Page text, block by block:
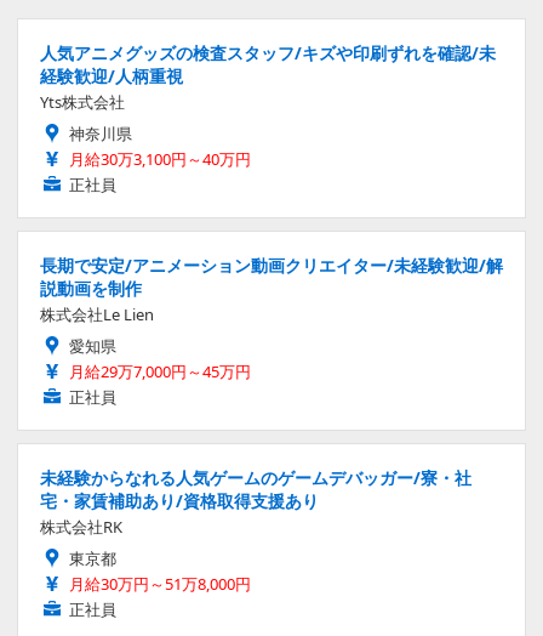
人気アニメグッズの検査スタッフ/キズや印刷ずれを確認/未
経験歓迎/人柄重視
Yts株式会社
神奈川県
月給30万3,100円～40万円
正社員
長期で安定/アニメーション動画クリエイター/未経験歓迎/解
説動画を制作
株式会社Le Lien
愛知県
月給29万7,000円～45万円
正社員
未経験からなれる人気ゲームのゲームデバッガー/寮・社
宅・家賃補助あり/資格取得支援あり
株式会社RK
東京都
月給30万円～51万8,000円
正社員